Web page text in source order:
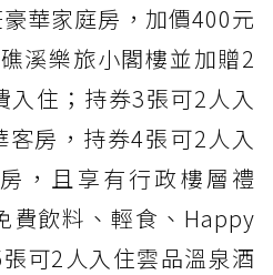
華家庭房，加價400元
溪樂旅小閣樓並加贈2
入住；持券3張可2人入
房，持券4張可2人入
，且享有行政樓層禮
費飲料、輕食、Happy
可2人入住雲品溫泉酒